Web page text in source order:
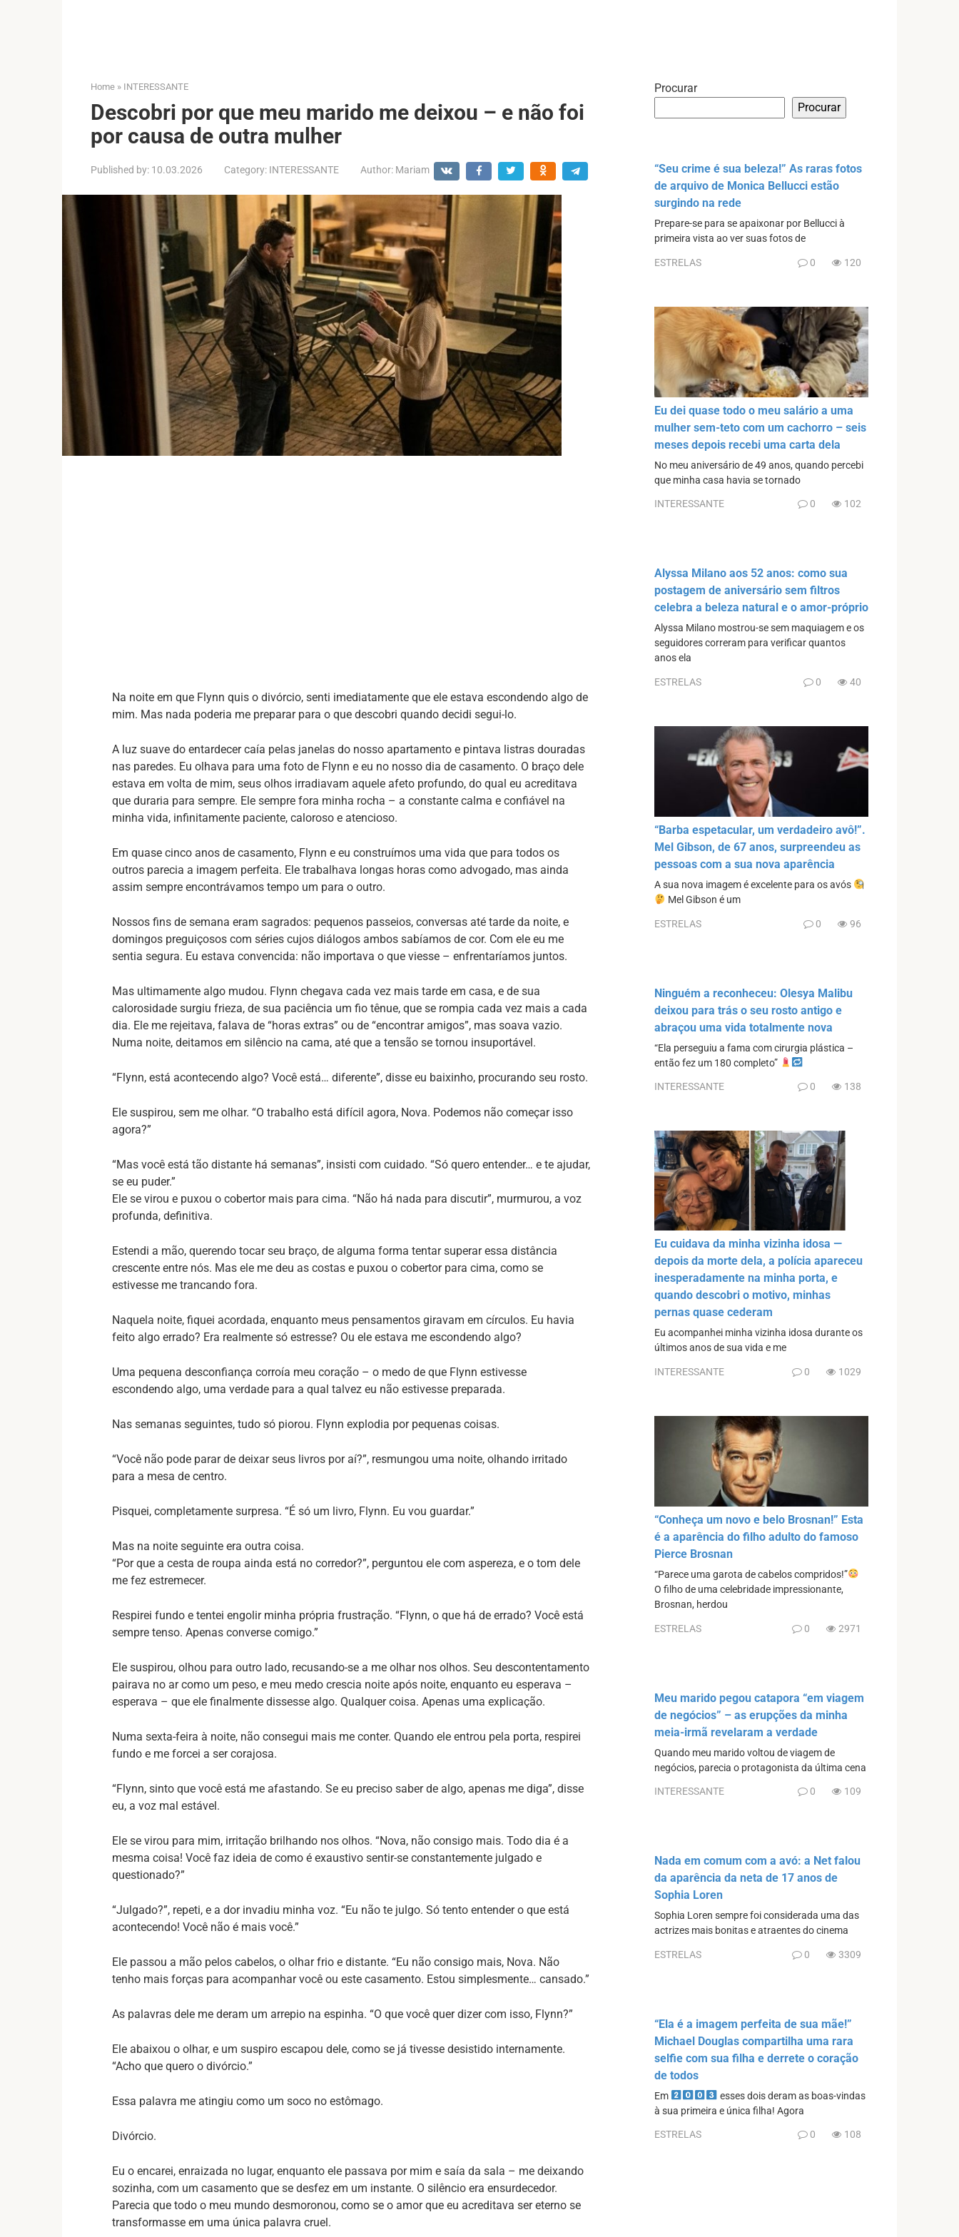
Home » INTERESSANTE
Descobri por que meu marido me deixou – e não foi
por causa de outra mulher
Published by: 10.03.2026 Category: INTERESSANTE Author: Mariam
Na noite em que Flynn quis o divórcio, senti imediatamente que ele estava escondendo algo de
mim. Mas nada poderia me preparar para o que descobri quando decidi segui-lo.
A luz suave do entardecer caía pelas janelas do nosso apartamento e pintava listras douradas
nas paredes. Eu olhava para uma foto de Flynn e eu no nosso dia de casamento. O braço dele
estava em volta de mim, seus olhos irradiavam aquele afeto profundo, do qual eu acreditava
que duraria para sempre. Ele sempre fora minha rocha – a constante calma e confiável na
minha vida, infinitamente paciente, caloroso e atencioso.
Em quase cinco anos de casamento, Flynn e eu construímos uma vida que para todos os
outros parecia a imagem perfeita. Ele trabalhava longas horas como advogado, mas ainda
assim sempre encontrávamos tempo um para o outro.
Nossos fins de semana eram sagrados: pequenos passeios, conversas até tarde da noite, e
domingos preguiçosos com séries cujos diálogos ambos sabíamos de cor. Com ele eu me
sentia segura. Eu estava convencida: não importava o que viesse – enfrentaríamos juntos.
Mas ultimamente algo mudou. Flynn chegava cada vez mais tarde em casa, e de sua
calorosidade surgiu frieza, de sua paciência um fio tênue, que se rompia cada vez mais a cada
dia. Ele me rejeitava, falava de “horas extras” ou de “encontrar amigos”, mas soava vazio.
Numa noite, deitamos em silêncio na cama, até que a tensão se tornou insuportável.
“Flynn, está acontecendo algo? Você está… diferente”, disse eu baixinho, procurando seu rosto.
Ele suspirou, sem me olhar. “O trabalho está difícil agora, Nova. Podemos não começar isso
agora?”
“Mas você está tão distante há semanas”, insisti com cuidado. “Só quero entender… e te ajudar,
se eu puder.”
Ele se virou e puxou o cobertor mais para cima. “Não há nada para discutir”, murmurou, a voz
profunda, definitiva.
Estendi a mão, querendo tocar seu braço, de alguma forma tentar superar essa distância
crescente entre nós. Mas ele me deu as costas e puxou o cobertor para cima, como se
estivesse me trancando fora.
Naquela noite, fiquei acordada, enquanto meus pensamentos giravam em círculos. Eu havia
feito algo errado? Era realmente só estresse? Ou ele estava me escondendo algo?
Uma pequena desconfiança corroía meu coração – o medo de que Flynn estivesse
escondendo algo, uma verdade para a qual talvez eu não estivesse preparada.
Nas semanas seguintes, tudo só piorou. Flynn explodia por pequenas coisas.
“Você não pode parar de deixar seus livros por aí?”, resmungou uma noite, olhando irritado
para a mesa de centro.
Pisquei, completamente surpresa. “É só um livro, Flynn. Eu vou guardar.”
Mas na noite seguinte era outra coisa.
“Por que a cesta de roupa ainda está no corredor?”, perguntou ele com aspereza, e o tom dele
me fez estremecer.
Respirei fundo e tentei engolir minha própria frustração. “Flynn, o que há de errado? Você está
sempre tenso. Apenas converse comigo.”
Ele suspirou, olhou para outro lado, recusando-se a me olhar nos olhos. Seu descontentamento
pairava no ar como um peso, e meu medo crescia noite após noite, enquanto eu esperava –
esperava – que ele finalmente dissesse algo. Qualquer coisa. Apenas uma explicação.
Numa sexta-feira à noite, não consegui mais me conter. Quando ele entrou pela porta, respirei
fundo e me forcei a ser corajosa.
“Flynn, sinto que você está me afastando. Se eu preciso saber de algo, apenas me diga”, disse
eu, a voz mal estável.
Ele se virou para mim, irritação brilhando nos olhos. “Nova, não consigo mais. Todo dia é a
mesma coisa! Você faz ideia de como é exaustivo sentir-se constantemente julgado e
questionado?”
“Julgado?”, repeti, e a dor invadiu minha voz. “Eu não te julgo. Só tento entender o que está
acontecendo! Você não é mais você.”
Ele passou a mão pelos cabelos, o olhar frio e distante. “Eu não consigo mais, Nova. Não
tenho mais forças para acompanhar você ou este casamento. Estou simplesmente… cansado.”
As palavras dele me deram um arrepio na espinha. “O que você quer dizer com isso, Flynn?”
Ele abaixou o olhar, e um suspiro escapou dele, como se já tivesse desistido internamente.
“Acho que quero o divórcio.”
Essa palavra me atingiu como um soco no estômago.
Divórcio.
Eu o encarei, enraizada no lugar, enquanto ele passava por mim e saía da sala – me deixando
sozinha, com um casamento que se desfez em um instante. O silêncio era ensurdecedor.
Parecia que todo o meu mundo desmoronou, como se o amor que eu acreditava ser eterno se
transformasse em uma única palavra cruel.
Procurar
Procurar
“Seu crime é sua beleza!” As raras fotos
de arquivo de Monica Bellucci estão
surgindo na rede
Prepare-se para se apaixonar por Bellucci à
primeira vista ao ver suas fotos de
ESTRELAS 0 120
Eu dei quase todo o meu salário a uma
mulher sem-teto com um cachorro – seis
meses depois recebi uma carta dela
No meu aniversário de 49 anos, quando percebi
que minha casa havia se tornado
INTERESSANTE 0 102
Alyssa Milano aos 52 anos: como sua
postagem de aniversário sem filtros
celebra a beleza natural e o amor-próprio
Alyssa Milano mostrou-se sem maquiagem e os
seguidores correram para verificar quantos
anos ela
ESTRELAS 0 40
“Barba espetacular, um verdadeiro avô!”.
Mel Gibson, de 67 anos, surpreendeu as
pessoas com a sua nova aparência
A sua nova imagem é excelente para os avós
Mel Gibson é um
ESTRELAS 0 96
Ninguém a reconheceu: Olesya Malibu
deixou para trás o seu rosto antigo e
abraçou uma vida totalmente nova
“Ela perseguiu a fama com cirurgia plástica –
então fez um 180 completo”
INTERESSANTE 0 138
Eu cuidava da minha vizinha idosa —
depois da morte dela, a polícia apareceu
inesperadamente na minha porta, e
quando descobri o motivo, minhas
pernas quase cederam
Eu acompanhei minha vizinha idosa durante os
últimos anos de sua vida e me
INTERESSANTE 0 1029
“Conheça um novo e belo Brosnan!” Esta
é a aparência do filho adulto do famoso
Pierce Brosnan
“Parece uma garota de cabelos compridos!”
O filho de uma celebridade impressionante,
Brosnan, herdou
ESTRELAS 0 2971
Meu marido pegou catapora “em viagem
de negócios” – as erupções da minha
meia-irmã revelaram a verdade
Quando meu marido voltou de viagem de
negócios, parecia o protagonista da última cena
INTERESSANTE 0 109
Nada em comum com a avó: a Net falou
da aparência da neta de 17 anos de
Sophia Loren
Sophia Loren sempre foi considerada uma das
actrizes mais bonitas e atraentes do cinema
ESTRELAS 0 3309
“Ela é a imagem perfeita de sua mãe!”
Michael Douglas compartilha uma rara
selfie com sua filha e derrete o coração
de todos
Em
esses dois deram as boas-vindas
à sua primeira e única filha! Agora
ESTRELAS 0 108